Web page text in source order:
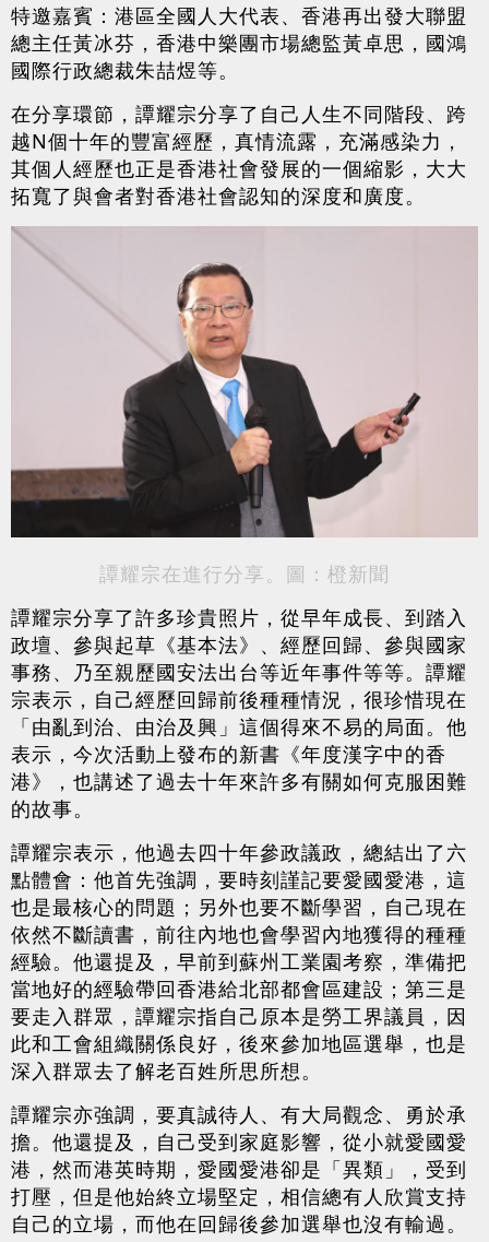
特邀嘉賓：港區全國人大代表、香港再出發大聯盟
總主任黃冰芬，香港中樂團市場總監黃卓思，國鴻
國際行政總裁朱喆煜等。
在分享環節，譚耀宗分享了自己人生不同階段、跨
越N個十年的豐富經歷，真情流露，充滿感染力，
其個人經歷也正是香港社會發展的一個縮影，大大
拓寬了與會者對香港社會認知的深度和廣度。
譚耀宗在進行分享。圖：橙新聞
譚耀宗分享了許多珍貴照片，從早年成長、到踏入
政壇、參與起草《基本法》、經歷回歸、參與國家
事務、乃至親歷國安法出台等近年事件等等。譚耀
宗表示，自己經歷回歸前後種種情況，很珍惜現在
「由亂到治、由治及興」這個得來不易的局面。他
表示，今次活動上發布的新書《年度漢字中的香
港》，也講述了過去十年來許多有關如何克服困難
的故事。
譚耀宗表示，他過去四十年參政議政，總結出了六
點體會：他首先強調，要時刻謹記要愛國愛港，這
也是最核心的問題；另外也要不斷學習，自己現在
依然不斷讀書，前往內地也會學習內地獲得的種種
經驗。他還提及，早前到蘇州工業園考察，準備把
當地好的經驗帶回香港給北部都會區建設；第三是
要走入群眾，譚耀宗指自己原本是勞工界議員，因
此和工會組織關係良好，後來參加地區選舉，也是
深入群眾去了解老百姓所思所想。
譚耀宗亦強調，要真誠待人、有大局觀念、勇於承
擔。他還提及，自己受到家庭影響，從小就愛國愛
港，然而港英時期，愛國愛港卻是「異類」，受到
打壓，但是他始終立場堅定，相信總有人欣賞支持
自己的立場，而他在回歸後參加選舉也沒有輸過。